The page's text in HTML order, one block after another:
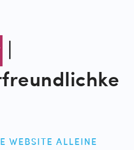
|
WEBSITE ALLEINE